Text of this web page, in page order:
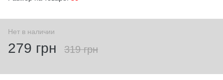
Нет в наличии
279 грн 319 грн